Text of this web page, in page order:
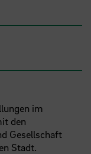
im
den
Gesellschaft
Stadt.